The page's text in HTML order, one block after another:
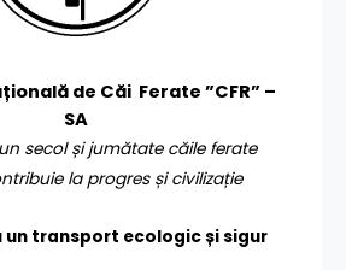
de Căi Ferate ”CFR” –
SA
secol și jumătate căile ferate
la progres și civilizație
un transport ecologic și sigur